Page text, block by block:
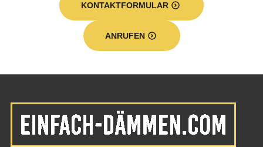
KONTAKTFORMULAR
ANRUFEN